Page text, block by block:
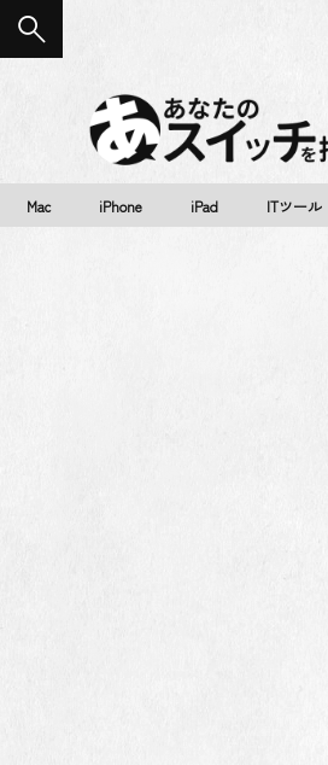
Mac iPhone iPad ITツール